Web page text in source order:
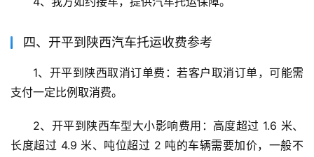
四、开平到陕西汽车托运收费参考
1、开平到陕西取消订单费：若客户取消订单，可能需
支付一定比例取消费。
2、开平到陕西车型大小影响费用：高度超过 1.6 米、
长度超过 4.9 米、吨位超过 2 吨的车辆需要加价，一般不